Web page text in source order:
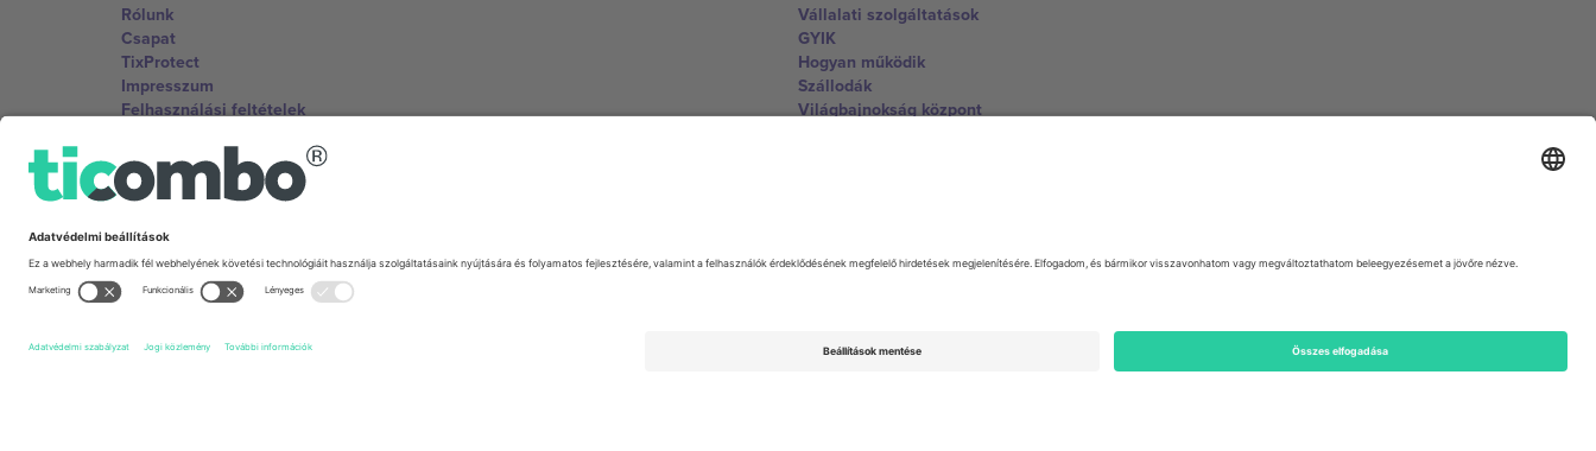
Rólunk
Csapat
TixProtect
Impresszum
Felhasználási feltételek
Vállalati szolgáltatások
GYIK
Hogyan működik
Szállodák
Világbajnokság központ
Irodák és támogatás
United Kingdom